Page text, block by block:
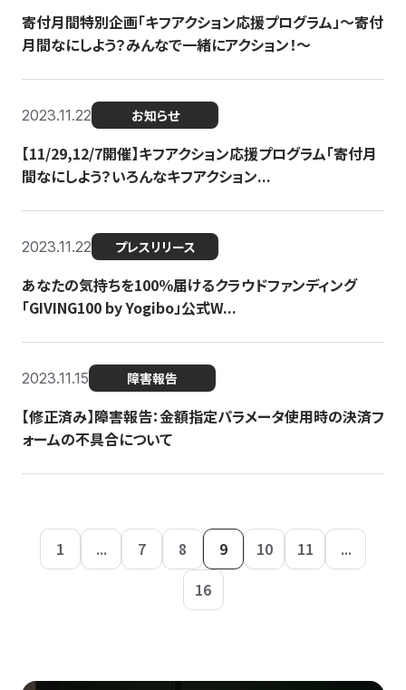
寄付月間特別企画「キフアクション応援プログラム」〜寄付
月間なにしよう？みんなで一緒にアクション！〜
2023.11.22 お知らせ
【11/29,12/7開催】キフアクション応援プログラム「寄付月
間なにしよう？いろんなキフアクション...
2023.11.22 プレスリリース
あなたの気持ちを100％届けるクラウドファンディング
「GIVING100 by Yogibo」公式W...
2023.11.15 障害報告
【修正済み】障害報告：金額指定パラメータ使用時の決済フ
ォームの不具合について
1 ... 7 8 9 10 11
...
16